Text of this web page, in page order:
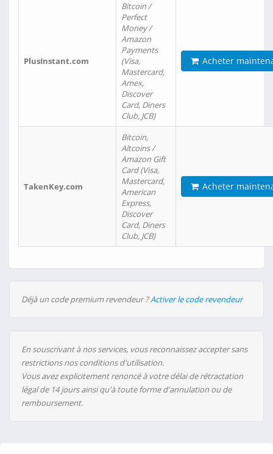
PlusInstant.com
Bitcoin /
Perfect
Money /
Amazon
Payments
(Visa,
Mastercard,
Amex,
Discover
Card, Diners
Club, JCB)
Acheter
TakenKey.com
Bitcoin,
Altcoins /
Amazon Gift
Card (Visa,
Mastercard,
American
Express,
Discover
Card, Diners
Club, JCB)
Acheter
Déjà un code premium revendeur ?Activer le code revendeur
En souscrivant à nos services, vous reconnaissez accepter sans
restrictions nos conditions d'utilisation.
Vous avez explicitement renoncé à votre délai de rétractation
légal de 14 jours ainsi qu'à toute forme d'annulation ou de
remboursement.